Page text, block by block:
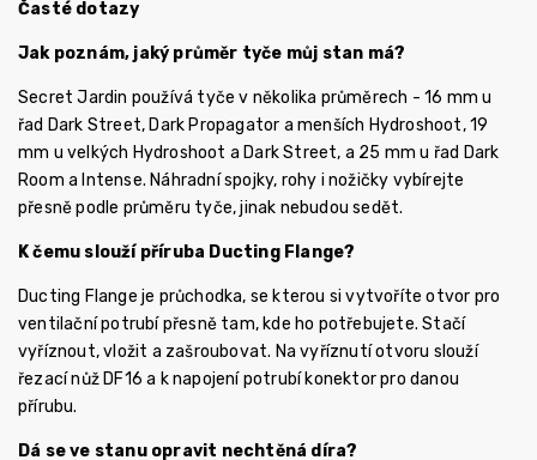
Časté dotazy
Jak poznám, jaký průměr tyče můj stan má?
Secret Jardin používá tyče v několika průměrech - 16 mm u
řad Dark Street, Dark Propagator a menších Hydroshoot, 19
mm u velkých Hydroshoot a Dark Street, a 25 mm u řad Dark
Room a Intense. Náhradní spojky, rohy i nožičky vybírejte
přesně podle průměru tyče, jinak nebudou sedět.
K čemu slouží příruba Ducting Flange?
Ducting Flange je průchodka, se kterou si vytvoříte otvor pro
ventilační potrubí přesně tam, kde ho potřebujete. Stačí
vyříznout, vložit a zašroubovat. Na vyříznutí otvoru slouží
řezací nůž DF16 a k napojení potrubí konektor pro danou
přírubu.
Dá se ve stanu opravit nechtěná díra?